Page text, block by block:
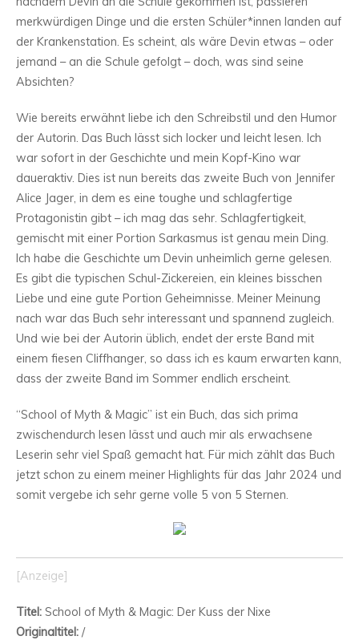
merkwürdigen Dinge und die ersten Schüler*innen landen auf
der Krankenstation. Es scheint, als wäre Devin etwas – oder
jemand – an die Schule gefolgt – doch, was sind seine
Absichten?
Wie bereits erwähnt liebe ich den Schreibstil und den Humor
der Autorin. Das Buch lässt sich locker und leicht lesen. Ich
war sofort in der Geschichte und mein Kopf-Kino war
daueraktiv. Dies ist nun bereits das zweite Buch von Jennifer
Alice Jager, in dem es eine toughe und schlagfertige
Protagonistin gibt – ich mag das sehr. Schlagfertigkeit,
gemischt mit einer Portion Sarkasmus ist genau mein Ding.
Ich habe die Geschichte um Devin unheimlich gerne gelesen.
Es gibt die typischen Schul-Zickereien, ein kleines bisschen
Liebe und eine gute Portion Geheimnisse. Meiner Meinung
nach war das Buch sehr interessant und spannend zugleich.
Und wie bei der Autorin üblich, endet der erste Band mit
einem fiesen Cliffhanger, so dass ich es kaum erwarten kann,
dass der zweite Band im Sommer endlich erscheint.
“School of Myth & Magic” ist ein Buch, das sich prima
zwischendurch lesen lässt und auch mir als erwachsene
Leserin sehr viel Spaß gemacht hat. Für mich zählt das Buch
jetzt schon zu einem meiner Highlights für das Jahr 2024 und
somit vergebe ich sehr gerne volle 5 von 5 Sternen.
[Anzeige]
Titel: School of Myth & Magic: Der Kuss der Nixe
Originaltitel: /